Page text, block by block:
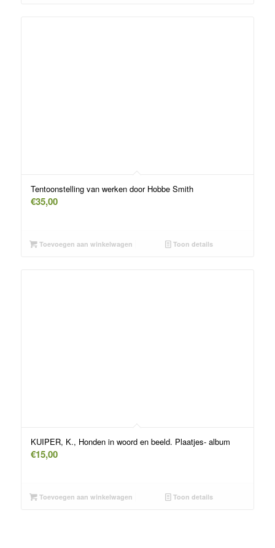
Tentoonstelling van werken door Hobbe Smith
€35,00
Toevoegen aan winkelwagen Toon details
KUIPER, K., Honden in woord en beeld. Plaatjes- album
€15,00
Toevoegen aan winkelwagen Toon details